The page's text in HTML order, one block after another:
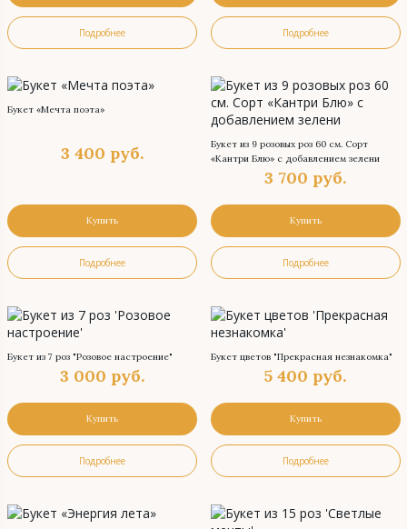
Подробнее Подробнее
Букет «Мечта поэта»
3 400 руб.
Купить
Подробнее
Букет из 9 розовых роз 60 см. Сорт
«Кантри Блю» с добавлением зелени
3 700 руб.
Купить
Подробнее
Букет из 7 роз "Розовое настроение"
3 000 руб.
Купить
Подробнее
Букет цветов "Прекрасная незнакомка"
5 400 руб.
Купить
Подробнее